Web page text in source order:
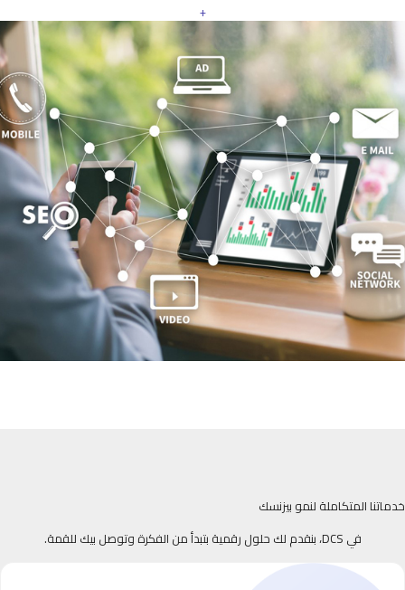
+
خدماتنا المتكاملة لنمو بيزنسك
في DCS، بنقدم لك حلول رقمية بتبدأ من الفكرة وتوصل بيك للقمة.